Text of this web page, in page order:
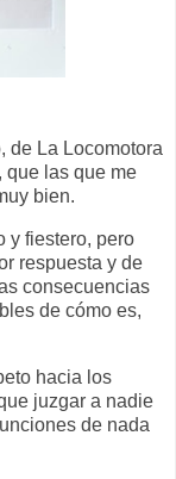
de La Locomotora
que las que me
bien.
y fiestero, pero
respuesta y de
consecuencias
de cómo es,
hacia los
juzgar a nadie
de nada